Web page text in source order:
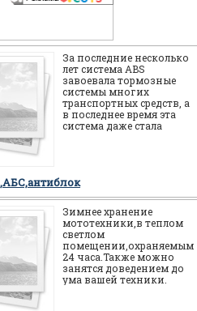
За последние несколько
лет система ABS
завоевала тормозные
системы многих
транспортных средств, а
в последнее время эта
система даже стала
Зимнее хранение
мототехники,в теплом
светлом
помещении,охраняемым
24 часа.Также можно
занятся доведением до
ума вашей техники.